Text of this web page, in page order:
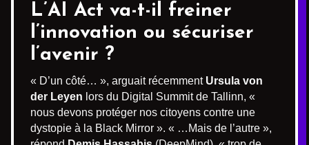
L’AI Act va-t-il freiner
l’innovation ou sécuriser
l’avenir ?
« D’un côté… », arguait récemment Ursula von
der Leyen lors du Digital Summit de Tallinn, «
nous devons protéger nos citoyens contre une
dystopie à la Black Mirror ». « …Mais de l’autre »,